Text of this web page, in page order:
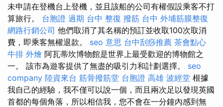
未申請在登機台上登機，並且該船的公司有權假設乘客不打
算旅行。 台胞證 過期 台中 整復 撥筋 台中 外埔筋膜整復
網路行銷公司 他們取消了其名稱的預訂並收取100次取消
費，即乘客無權退款。 seo 意思 台中刮痧推薦 茶會點心
牛排 外燴 阿瓦蒂坎博物館是世界上最受歡迎的博物館之
一。 該市為遊客提供了無盡的吸引力和計劃選擇。 seo
company 陸資來台 筋骨撥筋堂 台胞證 高雄 波經堂 根據
我自己的經驗，我不僅可以說一個，而且兩次足以發現英國
首都的每個角落，所以相信我，您不會在一分鐘內感到無